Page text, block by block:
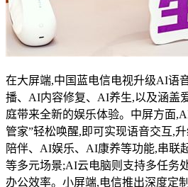
在大屏端,中国蓝电信电视升级AI语
播、AI内容修复、AI养生,以及涵盖
庭带来全新的娱乐体验。中屏方面
管家”轻松唤醒,即可实现语音交互,
陪伴、AI娱乐、AI康养等功能,串联
等多元场景;AI云电脑则支持多任务
办公效率。小屏端,电信推出深度定